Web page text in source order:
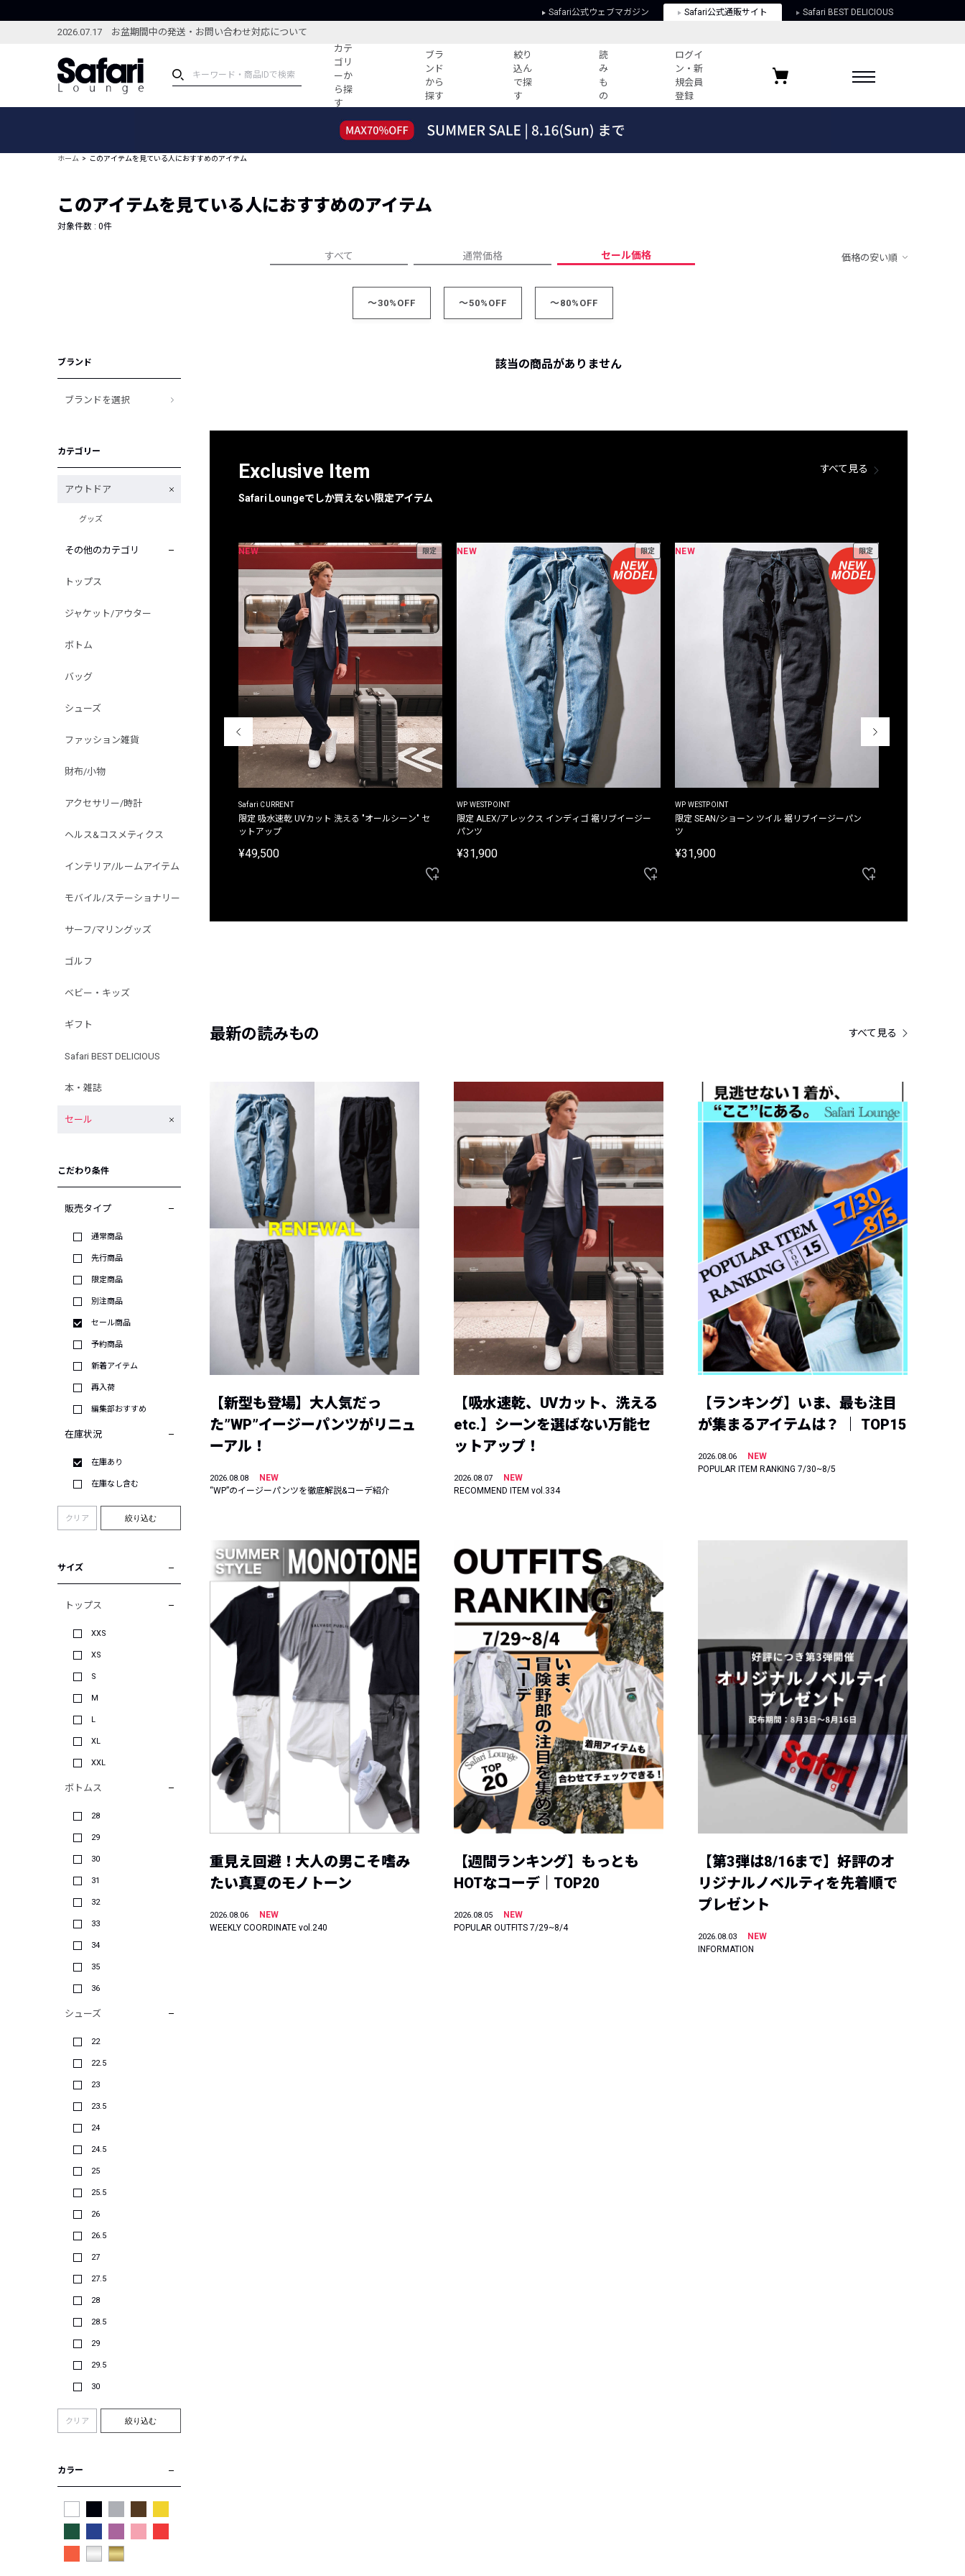
Safari公式ウェブマガジン Safari公式通販サイト Safari BEST DELICIOUS
2026.07.17 お盆期間中の発送・お問い合わせ対応について
カテ
ゴリ
ーか
ら探
す
ブラ
ンド
から
探す
絞り
込ん
で探
す
読
み
も
の
ログイ
ン・新
規会員
登録
ブランドから探す
新着アイテム
編集部のおすすめアイテム
特集記事
コーディネート
すべての記事
ーデ紹介
人気記事ランキング
ウィークリーコーデ
プライバシーポリシー
お気に入りブランド
ホーム このアイテムを見ている人におすすめのアイテム
このアイテムを見ている人におすすめのアイテム
対象件数 : 0件
すべて 通常価格 セール価格 価格の安い順
～30%OFF ～50%OFF ～80%OFF
ブランド
ブランドを選択
カテゴリー
アウトドア
グッズ
その他のカテゴリ
トップス
ジャケット/アウター
ボトム
バッグ
シューズ
ファッション雑貨
財布/小物
アクセサリー/時計
ヘルス&コスメティクス
インテリア/ルームアイテム
モバイル/ステーショナリー
サーフ/マリングッズ
ゴルフ
ベビー・キッズ
ギフト
Safari BEST DELICIOUS
本・雑誌
セール
こだわり条件
販売タイプ
通常商品
先行商品
限定商品
別注商品
セール商品
予約商品
新着アイテム
再入荷
編集部おすすめ
在庫状況
在庫あり
在庫なし含む
クリア 絞り込む
サイズ
トップス
XXS
XS
S
M
L
XL
XXL
ボトムス
28
29
30
31
32
33
34
35
36
シューズ
22
22.5
23
23.5
24
24.5
25
25.5
26
26.5
27
27.5
28
28.5
29
29.5
30
クリア 絞り込む
カラー
該当の商品がありません
Exclusive Item
Safari Loungeでしか買えない限定アイテム
すべて見る
NEW 限定
Safari CURRENT
限定 吸水速乾 UVカット 洗える "オールシーン" セ
ットアップ
¥49,500
NEW 限定
WP WESTPOINT
限定 ALEX/アレックス インディゴ 裾リブイージー
パンツ
¥31,900
NEW 限定
WP WESTPOINT
限定 SEAN/ショーン ツイル 裾リブイージーパン
ツ
¥31,900
最新の読みもの すべて見る
【新型も登場】大人気だっ
た”WP”イージーパンツがリニュ
ーアル！
2026.08.08
NEW
“WP”のイージーパンツを徹底解説&コーデ紹介
【吸水速乾、UVカット、洗える
etc.】シーンを選ばない万能セ
ットアップ！
2026.08.07
NEW
RECOMMEND ITEM vol.334
【ランキング】いま、最も注目
が集まるアイテムは？ ｜ TOP15
2026.08.06
NEW
POPULAR ITEM RANKING 7/30~8/5
重見え回避！大人の男こそ嗜み
たい真夏のモノトーン
2026.08.06
NEW
WEEKLY COORDINATE vol.240
【週間ランキング】もっとも
HOTなコーデ｜TOP20
2026.08.05
NEW
POPULAR OUTFITS 7/29~8/4
【第3弾は8/16まで】好評のオ
リジナルノベルティを先着順で
プレゼント
2026.08.03
NEW
INFORMATION